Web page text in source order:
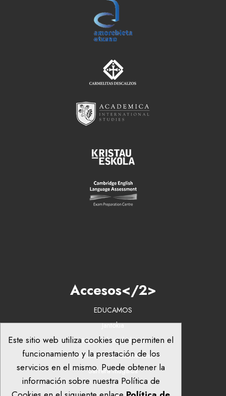
Accesos</2>
EDUCAMOS
Jantokia
Argazkiak eta bideoak
Publikazio eta dokumentuak
Sarrera mugatua
Este sitio web utiliza cookies que permiten el
funcionamiento y la prestación de los
servicios en el mismo. Puede obtener la
información sobre nuestra Política de